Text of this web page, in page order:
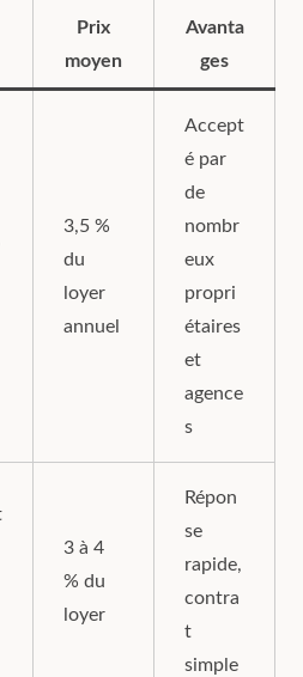
Prix
moyen
Avanta
ges
3,5 %
du
loyer
annuel
Accept
é par
de
nombr
eux
propri
étaires
et
agence
s
3 à 4
% du
loyer
Répon
se
rapide,
contra
t
simple